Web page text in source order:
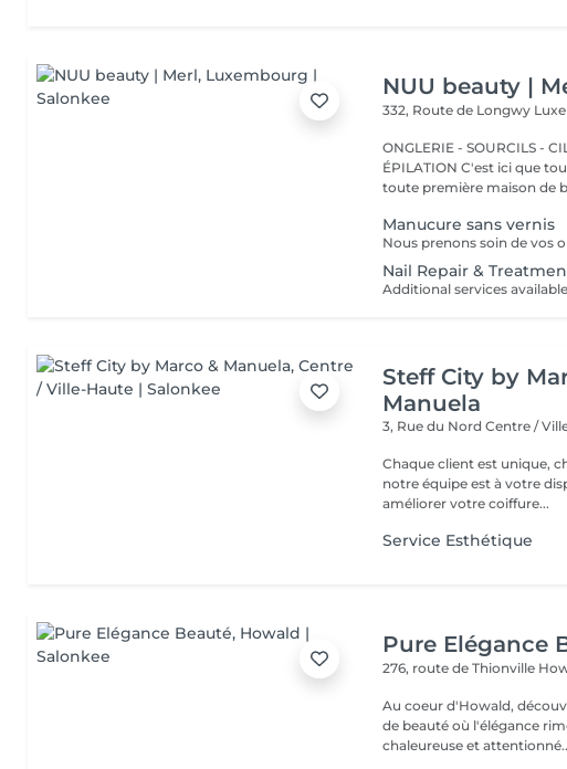
NUU beauty |
332, Route de Longwy
ONGLERIE - SOURCILS -
ÉPILATION C'est ici que tout a commencé. Depuis 2022, Merl est la
toute première maison de
Manucure sans vernis
Nail Repair &
Steff City by
Manuela
3, Rue du NordCentre /
Chaque client est unique,
notre équipe est à votre
améliorer votre coiffure...
Service Esthétique
Pure Elégance
276, route de Thionville
Au coeur d'Howald,
de beauté où l'élégance
chaleureuse et